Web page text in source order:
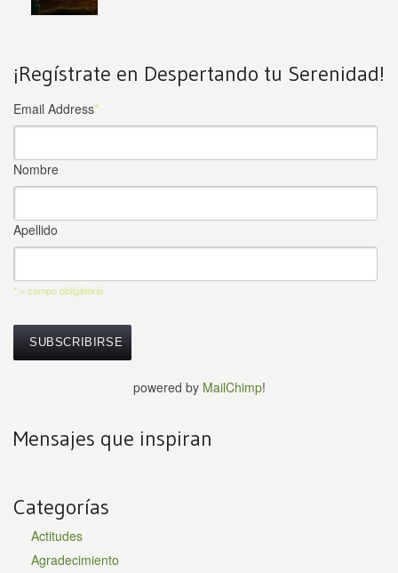
¡Regístrate en Despertando tu Serenidad!
Email Address*
Nombre
Apellido
* = campo obligatorio
powered by MailChimp!
Mensajes que inspiran
Categorías
Actitudes
Agradecimiento